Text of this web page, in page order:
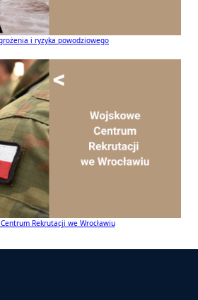
i ryzyka powodziowego
Rekrutacji we Wrocławiu